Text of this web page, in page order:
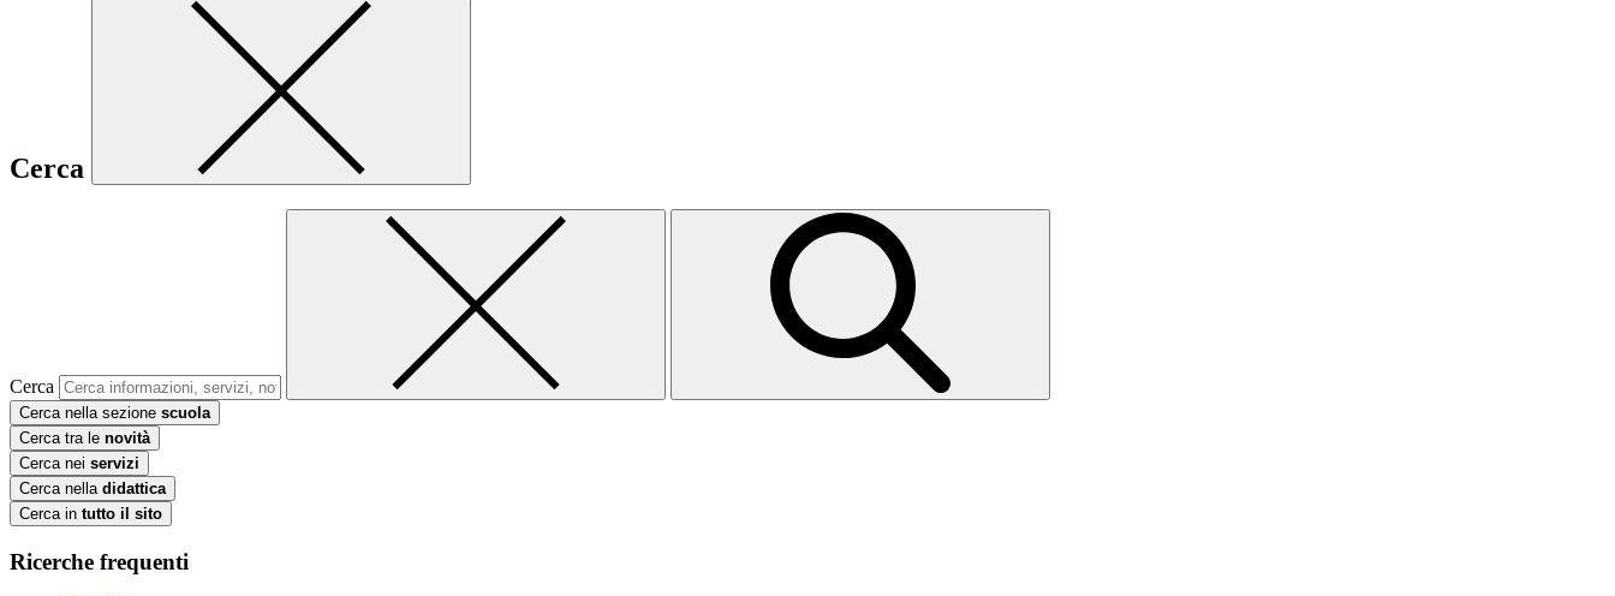
Cerca
Cerca
Cerca nella sezione scuola
Cerca tra le novità
Cerca nei servizi
Cerca nella didattica
Cerca in tutto il sito
Ricerche frequenti